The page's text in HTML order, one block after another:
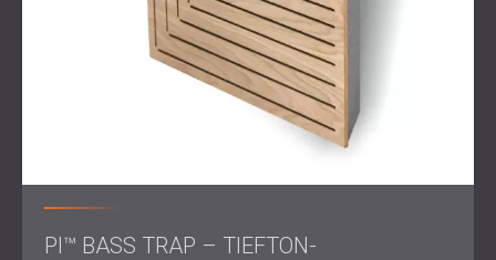
Der Ansatz von DECIBEL berücksichtigt diese Entwicklung.
Durch die Kombination aus fundiertem Akustikwissen und
dem Blick eines Designers helfen wir Studios wie diesem,
mehr als nur funktional zu sein. Wir helfen ihnen,
PI™ BASS TRAP – TIEFTON-